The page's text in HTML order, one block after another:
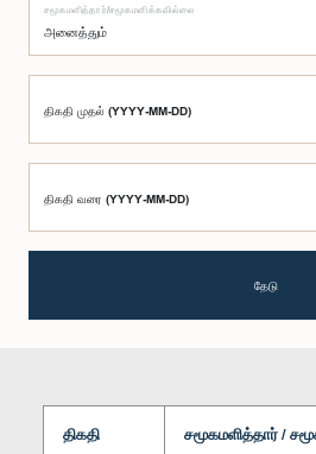
சமூகமளித்தார்/சமூகமளிக்கவில்லை
திகதி முதல் (YYYY-MM-DD)
திகதி வரை (YYYY-MM-DD)
தேடு
திகதி சமூகமளித்தார் /